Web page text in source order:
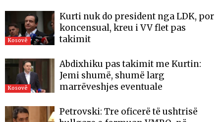
Kosovë
Kurti nuk do president nga LDK, por
koncensual, kreu i VV flet pas
takimit
Kosovë
Abdixhiku pas takimit me Kurtin:
Jemi shumë, shumë larg
marrëveshjes eventuale
Petrovski: Tre oficerë të ushtrisë